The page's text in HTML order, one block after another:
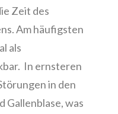
Zeit des
Am häufigsten
als
In ernsteren
in den
Gallenblase, was